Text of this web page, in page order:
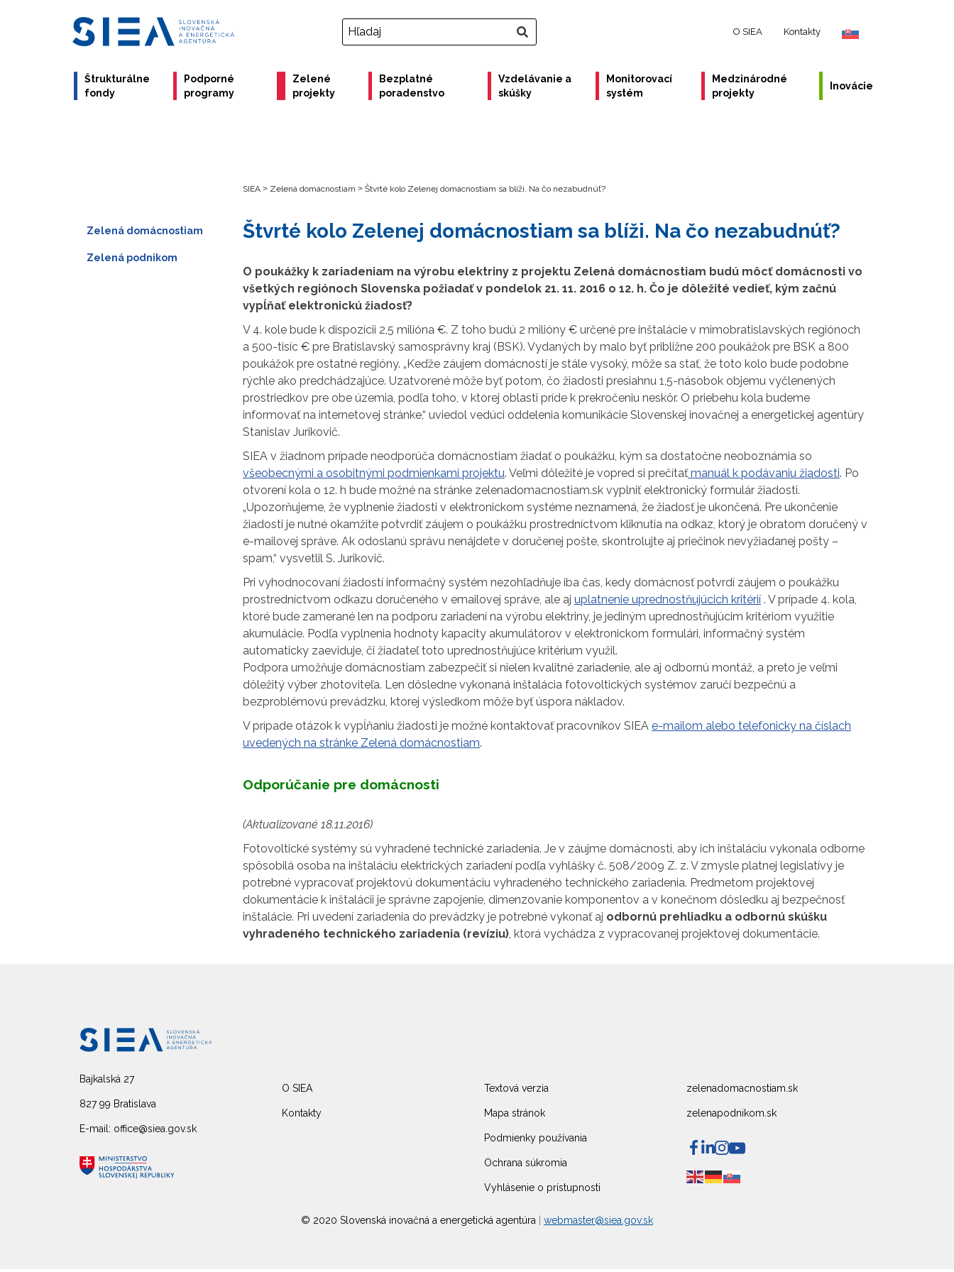
O SIEA Kontakty
Štrukturálne
fondy
Podporné
programy
Zelené
projekty
Bezplatné
poradenstvo
Vzdelávanie a
skúšky
Monitorovací
systém
Medzinárodné
projekty
Inovácie
SIEA > Zelená domácnostiam > Štvrté kolo Zelenej domácnostiam sa blíži. Na čo nezabudnúť?
Štvrté kolo Zelenej domácnostiam sa blíži. Na čo nezabudnúť?
O poukážky k zariadeniam na výrobu elektriny z projektu Zelená domácnostiam budú môcť domácnosti vo
všetkých regiónoch Slovenska požiadať v pondelok 21. 11. 2016 o 12. h. Čo je dôležité vedieť, kým začnú
vypĺňať elektronickú žiadosť?
V 4. kole bude k dispozícii 2,5 milióna €. Z toho budú 2 milióny € určené pre inštalácie v mimobratislavských regiónoch
a 500-tisíc € pre Bratislavský samosprávny kraj (BSK). Vydaných by malo byť približne 200 poukážok pre BSK a 800
poukážok pre ostatné regióny. „Keďže záujem domácností je stále vysoký, môže sa stať, že toto kolo bude podobne
rýchle ako predchádzajúce. Uzatvorené môže byť potom, čo žiadosti presiahnu 1,5-násobok objemu vyčlenených
prostriedkov pre obe územia, podľa toho, v ktorej oblasti príde k prekročeniu neskôr. O priebehu kola budeme
informovať na internetovej stránke,“ uviedol vedúci oddelenia komunikácie Slovenskej inovačnej a energetickej agentúry
Stanislav Jurikovič.
SIEA v žiadnom prípade neodporúča domácnostiam žiadať o poukážku, kým sa dostatočne neoboznámia so
všeobecnými a osobitnými podmienkami projektu. Veľmi dôležité je vopred si prečítaťmanuál k podávaniu žiadosti. Po
otvorení kola o 12. h bude možné na stránke zelenadomacnostiam.sk vyplniť elektronický formulár žiadosti.
„Upozorňujeme, že vyplnenie žiadosti v elektronickom systéme neznamená, že žiadosť je ukončená. Pre ukončenie
žiadosti je nutné okamžite potvrdiť záujem o poukážku prostredníctvom kliknutia na odkaz, ktorý je obratom doručený v
e-mailovej správe. Ak odoslanú správu nenájdete v doručenej pošte, skontrolujte aj priečinok nevyžiadanej pošty –
spam,“ vysvetlil S. Jurikovič.
Pri vyhodnocovaní žiadostí informačný systém nezohľadňuje iba čas, kedy domácnosť potvrdí záujem o poukážku
prostredníctvom odkazu doručeného v emailovej správe, ale aj uplatnenie uprednostňujúcich kritérií . V prípade 4. kola,
ktoré bude zamerané len na podporu zariadení na výrobu elektriny, je jediným uprednostňujúcim kritériom využitie
akumulácie. Podľa vyplnenia hodnoty kapacity akumulátorov v elektronickom formulári, informačný systém
automaticky zaeviduje, či žiadateľ toto uprednostňujúce kritérium využil.
Podpora umožňuje domácnostiam zabezpečiť si nielen kvalitné zariadenie, ale aj odbornú montáž, a preto je veľmi
dôležitý výber zhotoviteľa. Len dôsledne vykonaná inštalácia fotovoltických systémov zaručí bezpečnú a
bezproblémovú prevádzku, ktorej výsledkom môže byť úspora nákladov.
V prípade otázok k vypĺňaniu žiadosti je možné kontaktovať pracovníkov SIEA e-mailom alebo telefonicky na číslach
uvedených na stránke Zelená domácnostiam.
Odporúčanie pre domácnosti
(Aktualizované 18.11.2016)
Fotovoltické systémy sú vyhradené technické zariadenia. Je v záujme domácnosti, aby ich inštaláciu vykonala odborne
spôsobilá osoba na inštaláciu elektrických zariadení podľa vyhlášky č. 508/2009 Z. z. V zmysle platnej legislatívy je
potrebné vypracovať projektovú dokumentáciu vyhradeného technického zariadenia. Predmetom projektovej
dokumentácie k inštalácii je správne zapojenie, dimenzovanie komponentov a v konečnom dôsledku aj bezpečnosť
inštalácie. Pri uvedení zariadenia do prevádzky je potrebné vykonať aj odbornú prehliadku a odbornú skúšku
vyhradeného technického zariadenia (revíziu), ktorá vychádza z vypracovanej projektovej dokumentácie.
Zelená domácnostiam
Zelená podnikom
Bajkalská 27
827 99 Bratislava
E-mail: office@siea.gov.sk
O SIEA
Kontakty
Textová verzia
Mapa stránok
Podmienky používania
Ochrana súkromia
Vyhlásenie o prístupnosti
zelenadomacnostiam.sk
zelenapodnikom.sk
© 2020 Slovenská inovačná a energetická agentúra webmaster@siea.gov.sk